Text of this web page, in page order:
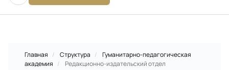
Главная / Структура /
Гуманитарно-педагогическая
академия / Редакционно-издательский отдел